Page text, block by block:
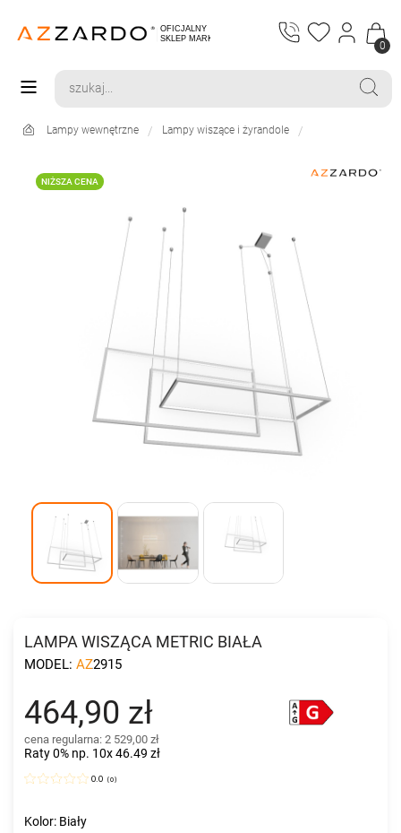
0
Lampy wewnętrzne Lampy wiszące i żyrandole
NIŻSZA CENA
LAMPA WISZĄCA METRIC BIAŁA
MODEL: AZ2915
464,90 zł
cena regularna: 2 529,00 zł
Raty 0% np. 10x 46.49 zł
0.0 (0)
Kolor: Biały